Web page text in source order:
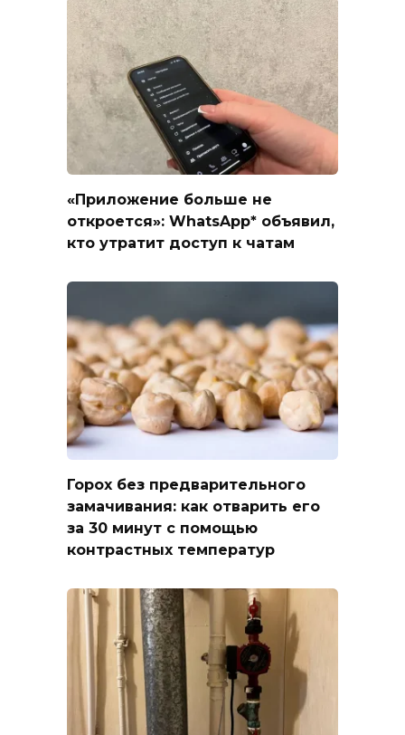
«Приложение больше не
откроется»: WhatsApp* объявил,
кто утратит доступ к чатам
Горох без предварительного
замачивания: как отварить его
за 30 минут с помощью
контрастных температур